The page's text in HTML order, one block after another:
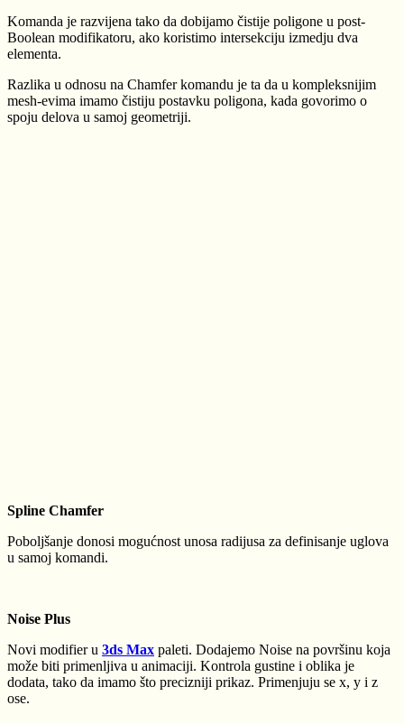
Komanda je razvijena tako da dobijamo čistije poligone u post-
Boolean modifikatoru, ako koristimo intersekciju izmedju dva
elementa.
Razlika u odnosu na Chamfer komandu je ta da u kompleksnijim
mesh-evima imamo čistiju postavku poligona, kada govorimo o
spoju delova u samoj geometriji.
Spline Chamfer
Poboljšanje donosi mogućnost unosa radijusa za definisanje uglova
u samoj komandi.
Noise Plus
Novi modifier u 3ds Max paleti. Dodajemo Noise na površinu koja
može biti primenljiva u animaciji. Kontrola gustine i oblika je
dodata, tako da imamo što precizniji prikaz. Primenjuju se x, y i z
ose.